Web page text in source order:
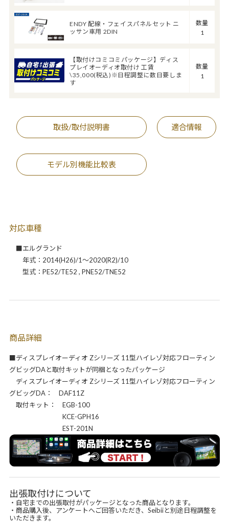
ENDY 配線・フェイスパネルセット ニ
ッサン車用 2DIN
数量
1
【取付けコミコミパッケージ】ディス
プレイオーディオ取付け 工賃
\35,000(税込)※日程調整に数日要しま
す
数量
1
取扱/取付説明書 適合情報
モデル別機能比較表
対応車種
■エルグランド
年式：2014(H26)/1～2020(R2)/10
型式：PE52/TE52 , PNE52/TNE52
商品詳細
■ディスプレイオーディオ Zシリーズ 11型ハイレゾ対応フローティン
グビッグDAと取付キットが同梱となったパッケージ
ディスプレイオーディオ Zシリーズ 11型ハイレゾ対応フローティン
グビッグDA： DAF11Z
取付キット： EGB-100
KCE-GPH16
EST-201N
出張取付けについて
・自宅までの出張取付がパッケージとなった商品となります。
・商品購入後、アンケートへご回答いただき、Seibiiと別途日程調整を
いただきます。